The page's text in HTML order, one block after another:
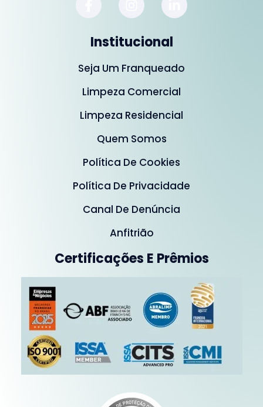
Institucional
Seja Um Franqueado
Limpeza Comercial
Limpeza Residencial
Quem Somos
Política De Cookies
Política De Privacidade
Canal De Denúncia
Anfitrião
Certificações E Prêmios